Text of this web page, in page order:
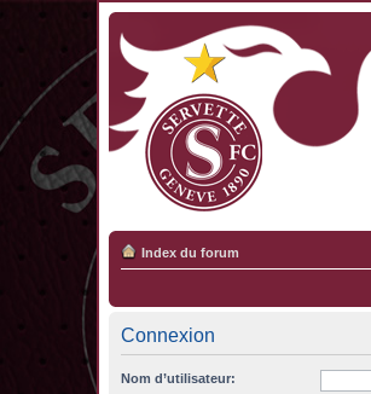
Index du forum
Connexion
Nom d’utilisateur: